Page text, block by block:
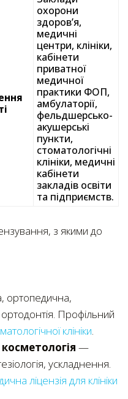
охорони
здоров’я,
медичні
центри, клініки,
кабінети
приватної
медичної
практики ФОП,
амбулаторії,
фельдшерсько-
акушерські
пункти,
стоматологічні
клініки, медичні
кабінети
закладів освіти
та підприємств.
з якими до
ортопедична,
Профільний
клініки.
—
ускладнення.
ліцензія для клініки